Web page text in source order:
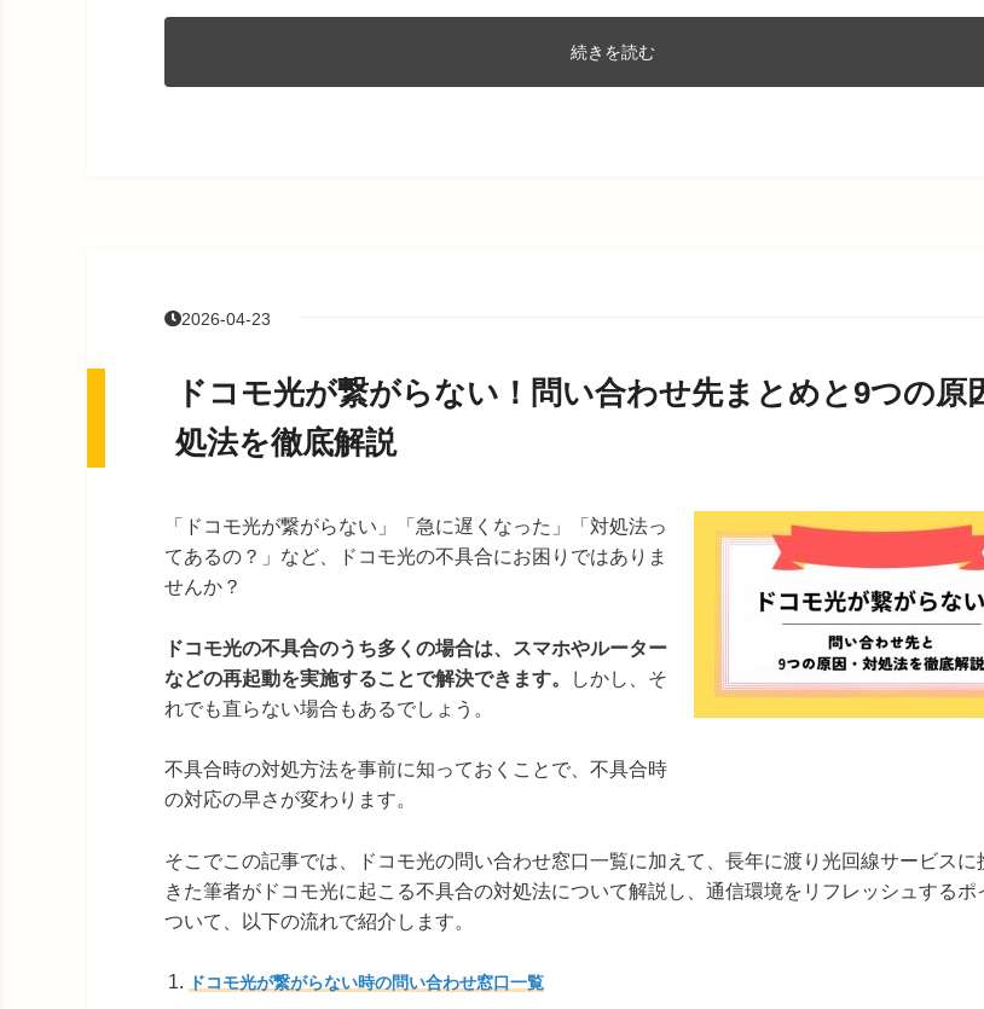
続きを読む
2026-04-23
ドコモ光が繋がらない！問い合わせ先まとめと9つの原
処法を徹底解説
「ドコモ光が繋がらない」「急に遅くなった」「対処法っ
てあるの？」など、ドコモ光の不具合にお困りではありま
せんか？
ドコモ光の不具合のうち多くの場合は、スマホやルーター
などの再起動を実施することで解決できます。
しかし、そ
れでも直らない場合もあるでしょう。
不具合時の対処方法を事前に知っておくことで、不具合時
の対応の早さが変わります。
そこでこの記事では、ドコモ光の問い合わせ窓口一覧に加えて、長年に渡り光回線サービスに
きた筆者がドコモ光に起こる不具合の対処法について解説し、通信環境をリフレッシュするポ
ついて、以下の流れで紹介します。
ドコモ光が繋がらない時の問い合わせ窓口一覧